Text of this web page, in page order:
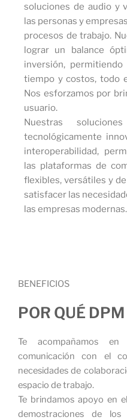
soluciones de audio y
las personas y
procesos de trabajo.
lograr un balance
inversión,
tiempo y costos, todo
Nos esforzamos por
usuario.
Nuestras
tecnológicamente
interoperabilidad,
las plataformas de
flexibles, versátiles y
satisfacer las
las empresas modernas.
BENEFICIOS
POR QUÉ DPM
Te acompañamos
comunicación con el
necesidades de
espacio de trabajo.
Te brindamos apoyo en
demostraciones de los